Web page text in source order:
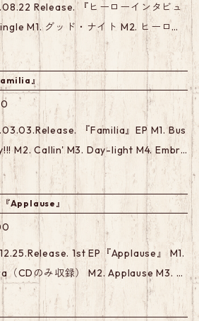
Release. 『ヒーローインタビュ
ナイト M2. ヒーロー
ビュー M3. アイニードユー
』
『Familia』EP M1. Bus
M2. Callin' M3. Day-light M4. Embra
Familia
Applause』
1st EP『Applause』 M1.
（CDのみ収録） M2. Applause M3. St
M4. メリー・パレード M5. 透明人間
ルカ M7. Trail